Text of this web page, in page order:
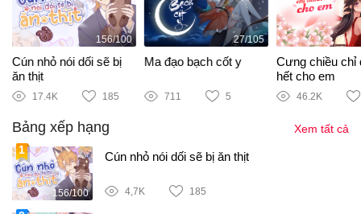
156/100
Cún nhỏ nói dối sẽ bị
ăn thịt
17.4K 185
27/105
Ma đạo bạch cốt y
711 5
Cưng chiều chỉ
hết cho em
46.2K
Bảng xếp hạng Xem tất cả
156/100
Cún nhỏ nói dối sẽ bị ăn thịt
4,7K 185